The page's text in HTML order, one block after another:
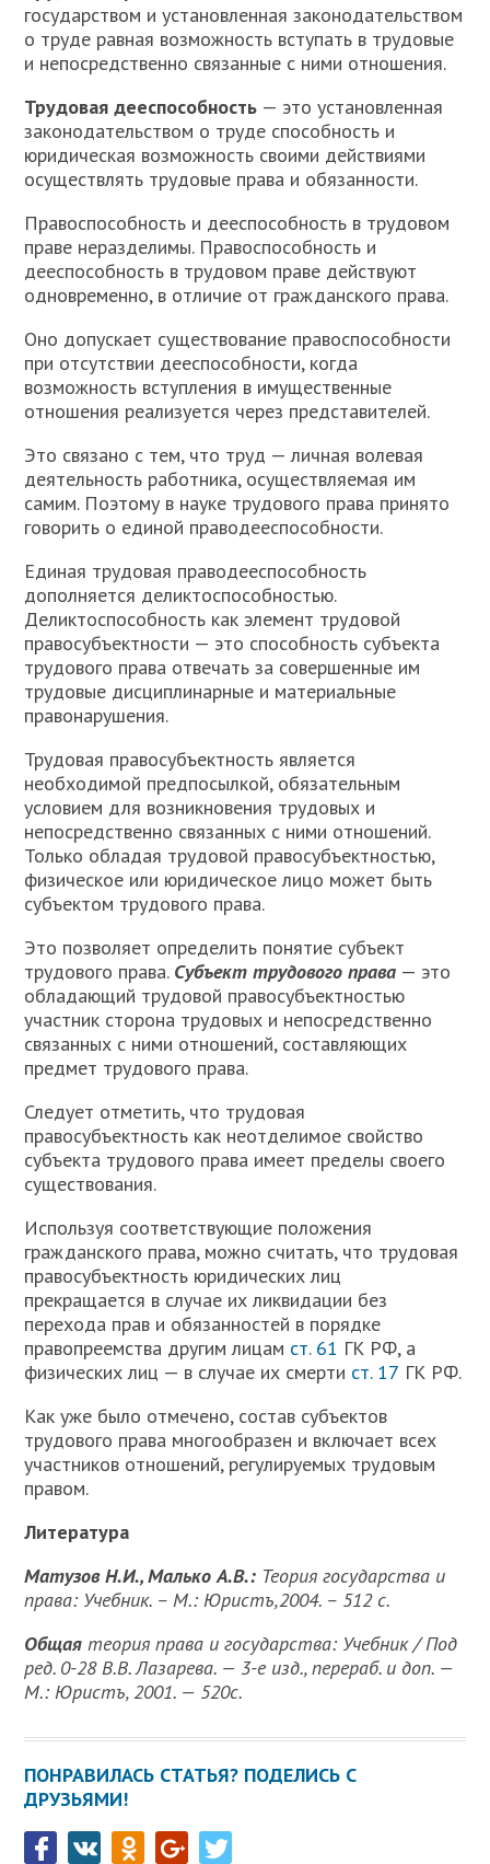
государством и установленная законодательством
о труде равная возможность вступать в трудовые
и непосредственно связанные с ними отношения.
Трудовая дееспособность — это установленная
законодательством о труде способность и
юридическая возможность своими действиями
осуществлять трудовые права и обязанности.
Правоспособность и дееспособность в трудовом
праве неразделимы. Правоспособность и
дееспособность в трудовом праве действуют
одновременно, в отличие от гражданского права.
Оно допускает существование правоспособности
при отсутствии дееспособности, когда
возможность вступления в имущественные
отношения реализуется через представителей.
Это связано с тем, что труд — личная волевая
деятельность работника, осуществляемая им
самим. Поэтому в науке трудового права принято
говорить о единой праводееспособности.
Единая трудовая праводееспособность
дополняется деликтоспособностью.
Деликтоспособность как элемент трудовой
правосубъектности — это способность субъекта
трудового права отвечать за совершенные им
трудовые дисциплинарные и материальные
правонарушения.
Трудовая правосубъектность является
необходимой предпосылкой, обязательным
условием для возникновения трудовых и
непосредственно связанных с ними отношений.
Только обладая трудовой правосубъектностью,
физическое или юридическое лицо может быть
субъектом трудового права.
Это позволяет определить понятие субъект
трудового права. Субъект трудового права — это
обладающий трудовой правосубъектностью
участник сторона трудовых и непосредственно
связанных с ними отношений, составляющих
предмет трудового права.
Следует отметить, что трудовая
правосубъектность как неотделимое свойство
субъекта трудового права имеет пределы своего
существования.
Используя соответствующие положения
гражданского права, можно считать, что трудовая
правосубъектность юридических лиц
прекращается в случае их ликвидации без
перехода прав и обязанностей в порядке
правопреемства другим лицам ст. 61 ГК РФ, а
физических лиц — в случае их смерти ст. 17 ГК РФ.
Как уже было отмечено, состав субъектов
трудового права многообразен и включает всех
участников отношений, регулируемых трудовым
правом.
Литература
Матузов Н.И., Малько А.В.: Теория государства и
права: Учебник. – М.: Юристъ,2004. – 512 с.
Общая теория права и государства: Учебник / Под
ред. 0-28 В.В. Лазарева. — 3-е изд., перераб. и доп. —
М.: Юристъ, 2001. — 520с.
ПОНРАВИЛАСЬ СТАТЬЯ? ПОДЕЛИСЬ С
ДРУЗЬЯМИ!